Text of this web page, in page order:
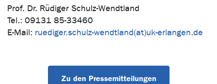
Prof. Dr. Rüdiger Schulz-Wendtland
Tel.: 09131 85-33460
E-Mail: ruediger.schulz-wendtland(at)uk-erlangen.de
Zu den Pressemitteilungen